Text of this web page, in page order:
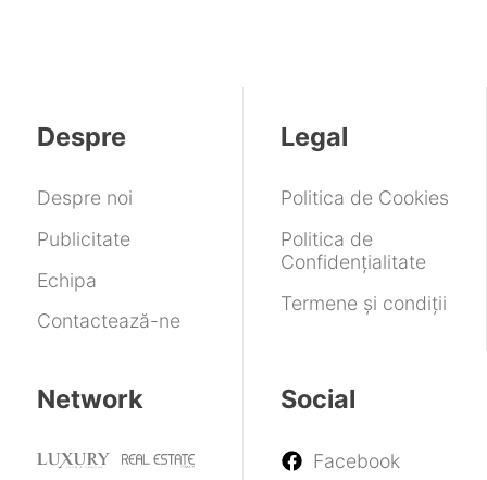
Despre
Despre noi
Publicitate
Echipa
Contactează-ne
Legal
Politica de Cookies
Politica de
Confidențialitate
Termene și condiții
Network Social
Facebook